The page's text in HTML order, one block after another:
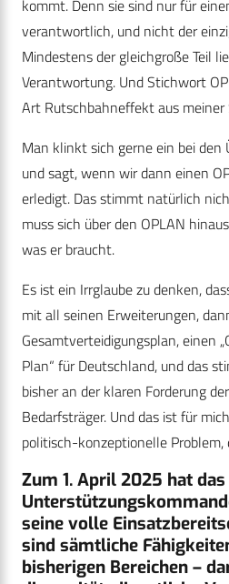
kommt. Denn sie sind nur für
verantwortlich, und nicht der
Mindestens der gleichgroße Teil
Verantwortung. Und Stichwort
Art Rutschbahneffekt aus meiner
Man klinkt sich gerne ein bei den
und sagt, wenn wir dann einen
erledigt. Das stimmt natürlich
muss sich über den OPLAN
was er braucht.
Es ist ein Irrglaube zu denken,
mit all seinen Erweiterungen,
Gesamtverteidigungsplan, einen
Plan“ für Deutschland, und das
bisher an der klaren Forderung
Bedarfsträger. Und das ist für
politisch-konzeptionelle Problem,
Zum 1. April 2025 hat das
seine volle
sind sämtliche
bisherigen Bereichen –